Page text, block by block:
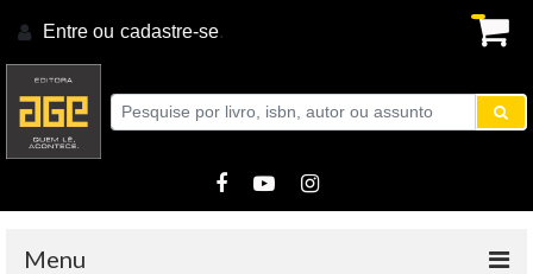
Entre ou cadastre-se.
Menu